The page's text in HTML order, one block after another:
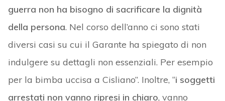
guerra non ha bisogno di sacrificare la dignità
della persona. Nel corso dell’anno ci sono stati
diversi casi su cui il Garante ha spiegato di non
indulgere su dettagli non essenziali. Per esempio
per la bimba uccisa a Cisliano”. Inoltre, “i soggetti
arrestati non vanno ripresi in chiaro, vanno